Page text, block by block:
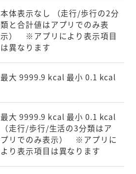
本体表示なし （走行/歩行の2分
類と合計値はアプリでのみ表
示） ※アプリにより表示項目
は異なります
最大 9999.9 kcal 最小 0.1 kcal
最大 9999.9 kcal 最小 0.1 kcal
（走行/歩行/生活の3分類はア
プリでのみ表示） ※アプリに
より表示項目は異なります